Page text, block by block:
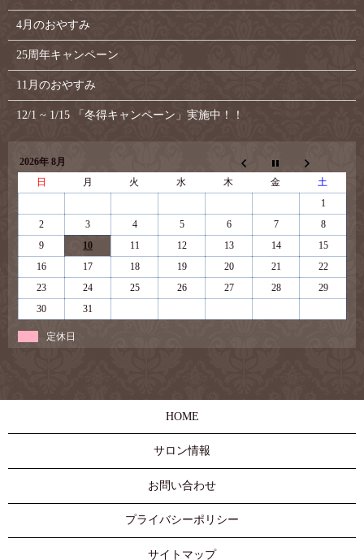
4月のおやすみ
25周年キャンペーン
11月のおやすみ
12/1 ~ 1/15 「冬得キャンペーン」実施中！！
2026年 8月
日
月 火 水 木 金
土
1
2
3 4 5 6 7
8
9
10 11 12 13 14
15
16
17 18 19 20 21
22
23
24 25 26 27 28
29
30
31
定休日
HOME
サロン情報
お問い合わせ
プライバシーポリシー
サイトマップ